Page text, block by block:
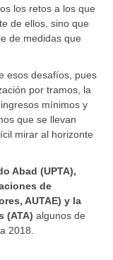
los retos a los que
de ellos, sino que
de medidas que
esos desafíos, pues
por tramos, la
mínimos y
que se llevan
mirar al horizonte
Abad (UPTA),
de
AUTAE) y la
(ATA) algunos de
2018.